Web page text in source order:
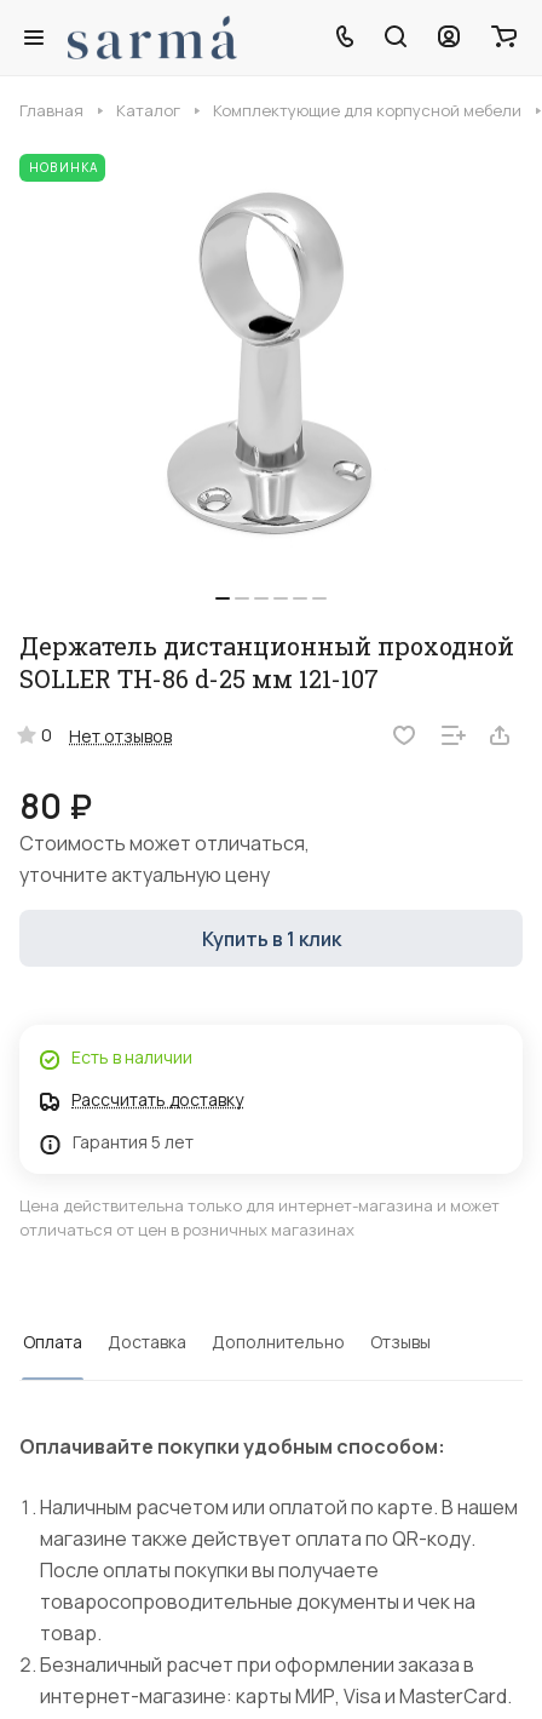
Главная Каталог Комплектующие для корпусной мебели
НОВИНКА
Держатель дистанционный проходной
SOLLER TH-86 d-25 мм 121-107
0 Нет отзывов
80 ₽
Стоимость может отличаться,
уточните актуальную цену
Купить в 1 клик
Есть в наличии
Рассчитать доставку
Гарантия 5 лет
Цена действительна только для интернет-магазина и может
отличаться от цен в розничных магазинах
Оплата Доставка Дополнительно Отзывы
Оплачивайте покупки удобным способом:
Наличным расчетом или оплатой по карте. В нашем
магазине также действует оплата по QR-коду.
После оплаты покупки вы получаете
товаросопроводительные документы и чек на
товар.
Безналичный расчет при оформлении заказа в
интернет-магазине: карты МИР, Visa и MasterCard.